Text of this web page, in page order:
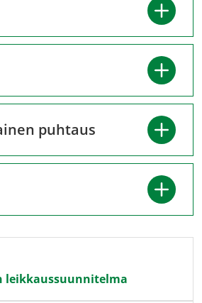
puhtaus
leikkaussuunnitelma